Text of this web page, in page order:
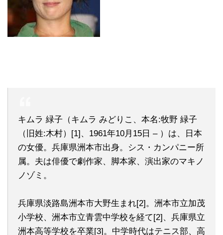
キムラ 緑子（キムラ みどりこ、本名:牧野 緑子
（旧姓:木村）[1]、1961年10月15日 – ）は、日本
の女優。兵庫県洲本市出身。シス・カンパニー所
属。夫は俳優で劇作家、脚本家、演出家のマキノ
ノゾミ。
兵庫県淡路島洲本市大野生まれ[2]。洲本市立加茂
小学校、洲本市立青雲中学校を経て[2]、兵庫県立
洲本高等学校を卒業[3]。中学時代はテニス部、高